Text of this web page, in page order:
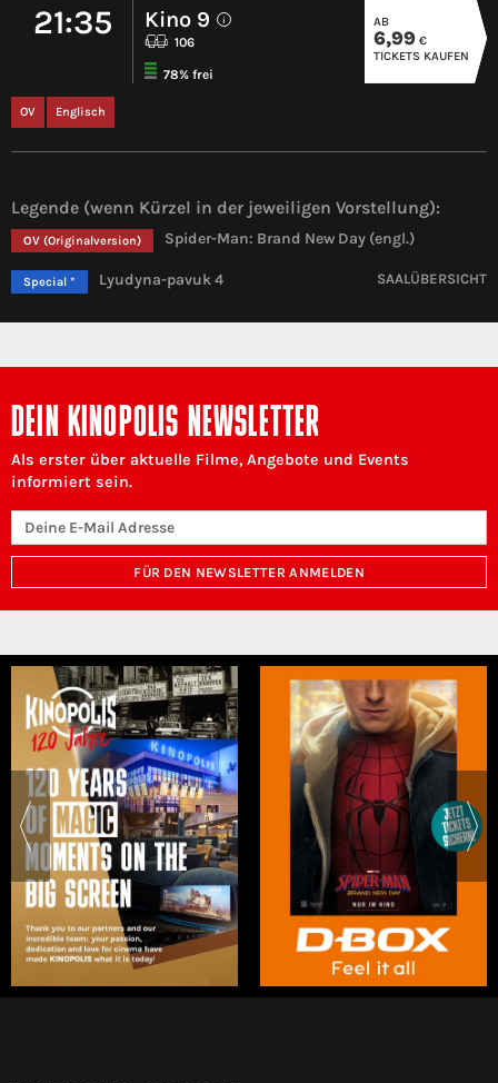
21:35 Kino 9 i
106
78% frei
OV Englisch
AB
6,99 €
TICKETS KAUFEN
Legende (wenn Kürzel in der jeweiligen Vorstellung):
OV (Originalversion) Spider-Man: Brand New Day (engl.)
Special * Lyudyna-pavuk 4 SAALÜBERSICHT
DEIN KINOPOLIS NEWSLETTER
Als erster über aktuelle Filme, Angebote und Events
informiert sein.
FÜR DEN NEWSLETTER ANMELDEN